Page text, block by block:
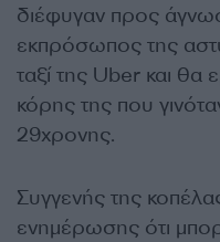
διέφυγαν προς
εκπρόσωπος της
ταξί της Uber και θα
κόρης της που
29χρονης.
Συγγενής της
ενημέρωσης ότι